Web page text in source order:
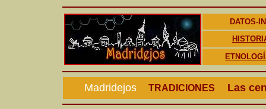
DATOS-
Madridejos TRADICIONES Las